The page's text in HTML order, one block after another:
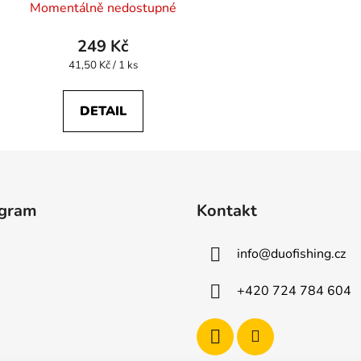
Momentálně nedostupné
249 Kč
Měrná
41,50 Kč / 1 ks
DETAIL
Kontakt
info@duofishing.cz
+420 724 784 604